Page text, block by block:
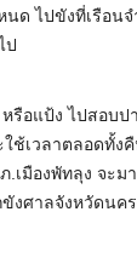
ด ไปขังที่เรือน
ป
รือแป้ง ไปสอบป
ช้เวลาตลอดทั้ง
เมืองพัทลุง จะม
งศาลจังหวัดนค